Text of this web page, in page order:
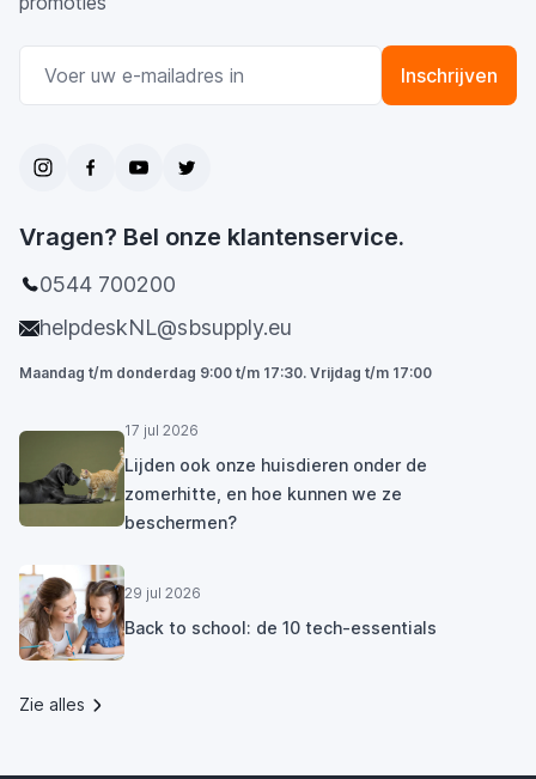
Inschrijven
Vragen? Bel onze klantenservice.
0544 700200
helpdeskNL@sbsupply.eu
Maandag t/m donderdag 9:00 t/m 17:30. Vrijdag t/m 17:00
17 jul 2026
Lijden ook onze huisdieren onder de
zomerhitte, en hoe kunnen we ze
beschermen?
29 jul 2026
Back to school: de 10 tech-essentials
Zie alles